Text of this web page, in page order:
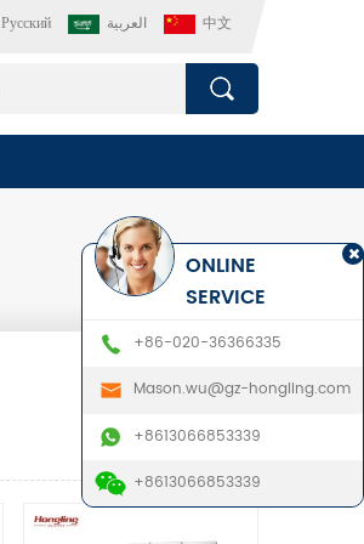
Русский العربية 中文
ONLINE
SERVICE
+86-020-36366335
Mason.wu@gz-hongling.com
+8613066853339
+8613066853339